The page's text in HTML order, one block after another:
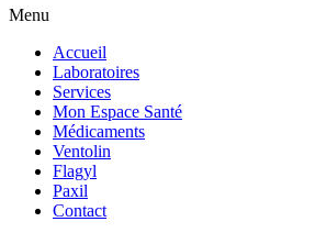
Menu
Accueil
Laboratoires
Services
Mon Espace Santé
Médicaments
Ventolin
Flagyl
Paxil
Contact